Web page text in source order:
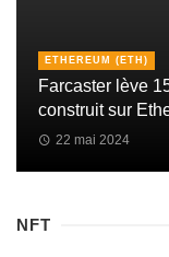
ETHEREUM (ETH)
Farcaster lève
construit sur
22 mai 2024
NFT